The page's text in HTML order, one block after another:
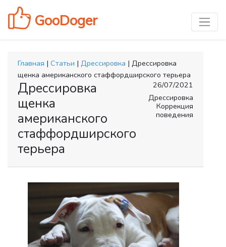
GooDoger
Главная | Статьи | Дрессировка | Дрессировка
щенка американского стаффордширского терьера
Дрессировка
щенка
американского
стаффордширского
терьера
26/07/2021
Дрессировка
Коррекция
поведения